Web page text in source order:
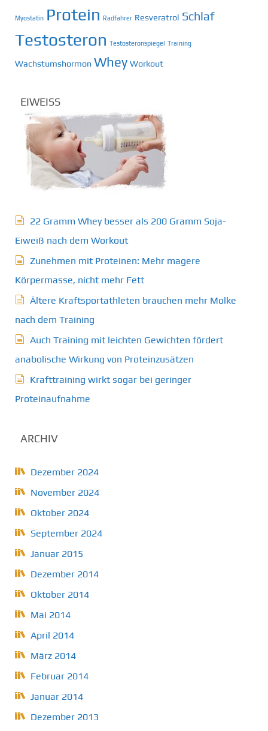
Myostatin Protein Radfahrer Resveratrol Schlaf
Testosteron Testosteronspiegel Training
Wachstumshormon Whey Workout
EIWEISS
22 Gramm Whey besser als 200 Gramm Soja-
Eiweiß nach dem Workout
Zunehmen mit Proteinen: Mehr magere
Körpermasse, nicht mehr Fett
Ältere Kraftsportathleten brauchen mehr Molke
nach dem Training
Auch Training mit leichten Gewichten fördert
anabolische Wirkung von Proteinzusätzen
Krafttraining wirkt sogar bei geringer
Proteinaufnahme
ARCHIV
Dezember 2024
November 2024
Oktober 2024
September 2024
Januar 2015
Dezember 2014
Oktober 2014
Mai 2014
April 2014
März 2014
Februar 2014
Januar 2014
Dezember 2013